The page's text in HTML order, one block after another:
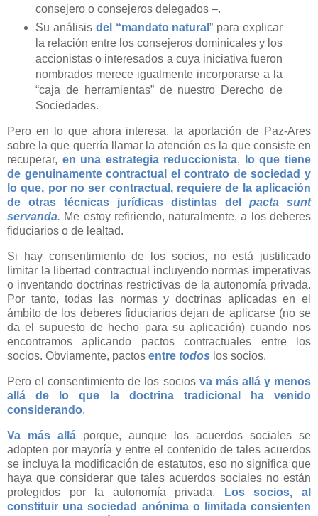
consejero o consejeros delegados –.
Su análisis del “mandato natural” para explicar
la relación entre los consejeros dominicales y los
accionistas o interesados a cuya iniciativa fueron
nombrados merece igualmente incorporarse a la
“caja de herramientas” de nuestro Derecho de
Sociedades.
Pero en lo que ahora interesa, la aportación de Paz-Ares
sobre la que querría llamar la atención es la que consiste en
recuperar, en una estrategia reduccionista,
lo que tiene
de genuinamente contractual el contrato de sociedad y
lo que, por no ser contractual, requiere de la aplicación
de otras técnicas jurídicas distintas del pacta sunt
servanda. Me estoy refiriendo, naturalmente, a los deberes
fiduciarios o de lealtad.
Si hay consentimiento de los socios, no está justificado
limitar la libertad contractual incluyendo normas imperativas
o inventando doctrinas restrictivas de la autonomía privada.
Por tanto, todas las normas y doctrinas aplicadas en el
ámbito de los deberes fiduciarios dejan de aplicarse (no se
da el supuesto de hecho para su aplicación) cuando nos
encontramos aplicando pactos contractuales entre los
socios. Obviamente, pactos entre todos los socios.
Pero el consentimiento de los socios va más allá y menos
allá de lo que la doctrina tradicional ha venido
considerando.
Va más allá porque, aunque los acuerdos sociales se
adopten por mayoría y entre el contenido de tales acuerdos
se incluya la modificación de estatutos, eso no significa que
haya que considerar que tales acuerdos sociales no están
protegidos por la autonomía privada.
Los socios, al
constituir una sociedad anónima o limitada consienten